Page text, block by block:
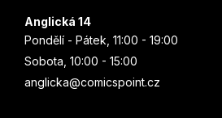
Anglická 14
Pondělí - Pátek, 11:00 - 19:00
Sobota, 10:00 - 15:00
anglicka@comicspoint.cz